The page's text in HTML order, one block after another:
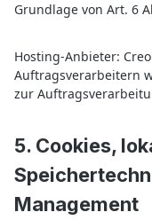
Grundlage von Art. 6
Hosting-Anbieter:
Auftragsverarbeitern
zur
5. Cookies,
Management